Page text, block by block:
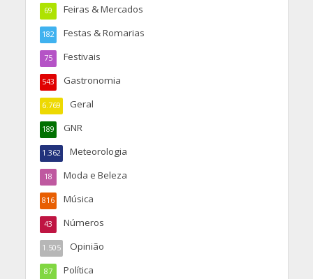
Feiras & Mercados
69
Festas & Romarias
182
Festivais
75
Gastronomia
543
Geral
6.769
GNR
189
Meteorologia
1.362
Moda e Beleza
18
Música
816
Números
43
Opinião
1.505
Política
87